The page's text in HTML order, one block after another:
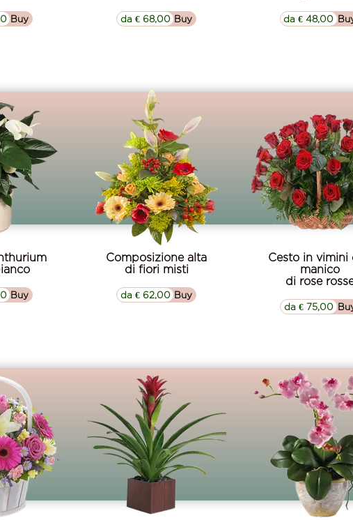
Buy ▷▷ Buy
da € 68,00 ▷▷
da € 48,00
Buy
Composizione alta
di fiori misti
▷▷ Buy
da € 62,00
Cesto in vimini
manico
di rose
▷▷
da € 75,00